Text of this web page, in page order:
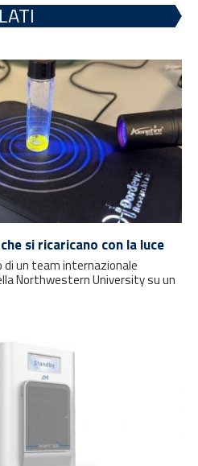
si ricaricano con la luce
di un team internazionale
Northwestern University su un